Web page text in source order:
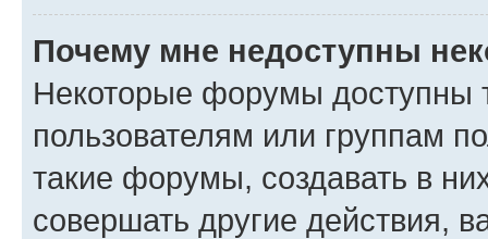
Почему мне недоступны
Некоторые форумы доступны
пользователям или группам
такие форумы, создавать в
совершать другие действия,